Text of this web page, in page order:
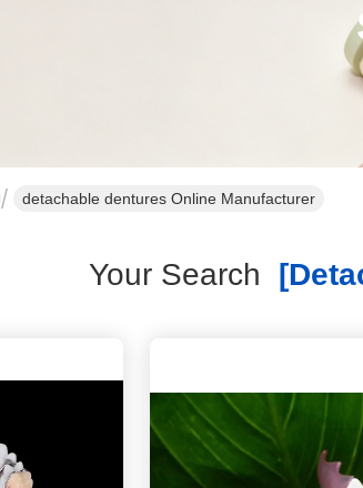
detachable dentures Online Manufacturer
Your Search